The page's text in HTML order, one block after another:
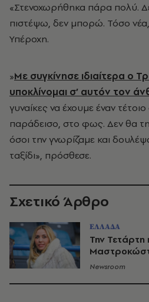
«Στενοχωρήθηκα πάρα πολύ.
πιστέψω, δεν μπορώ. Τόσο νέα,
Υπέροχη.
»Με συγκίνησε ιδιαίτερα ο
υποκλίνομαι σ’ αυτόν τον
γυναίκες να έχουμε έναν
παράδεισο, στο φως. Δεν θα
όσοι την γνωρίζαμε και
ταξίδι», πρόσθεσε.
Σχετικό Άρθρο
ΕΛΛΑΔΑ
Την
Newsroom